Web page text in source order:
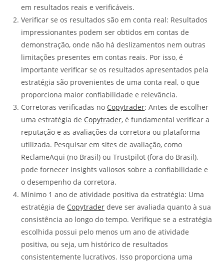
em resultados reais e verificáveis.
Verificar se os resultados são em conta real: Resultados
impressionantes podem ser obtidos em contas de
demonstração, onde não há deslizamentos nem outras
limitações presentes em contas reais. Por isso, é
importante verificar se os resultados apresentados pela
estratégia são provenientes de uma conta real, o que
proporciona maior confiabilidade e relevância.
Corretoras verificadas no Copytrader: Antes de escolher
uma estratégia de Copytrader, é fundamental verificar a
reputação e as avaliações da corretora ou plataforma
utilizada. Pesquisar em sites de avaliação, como
ReclameAqui (no Brasil) ou Trustpilot (fora do Brasil),
pode fornecer insights valiosos sobre a confiabilidade e
o desempenho da corretora.
Mínimo 1 ano de atividade positiva da estratégia: Uma
estratégia de Copytrader deve ser avaliada quanto à sua
consistência ao longo do tempo. Verifique se a estratégia
escolhida possui pelo menos um ano de atividade
positiva, ou seja, um histórico de resultados
consistentemente lucrativos. Isso proporciona uma